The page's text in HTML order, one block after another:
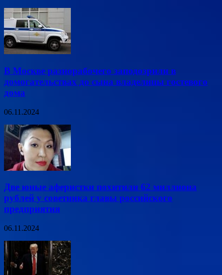
В Москве разнорабочего заподозрили в
домогательствах до сына владелицы гостевого
дома
06.11.2024
Две юные аферистки похитили 62 миллиона
рублей у советника главы российского
предприятия
06.11.2024